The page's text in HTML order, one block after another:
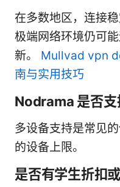
在多数地区，连接
极端网络环境仍可
新。 Mullvad vpn
南与实用技巧
Nodrama 是否支
多设备支持是常见
的设备上限。
是否有学生折扣或